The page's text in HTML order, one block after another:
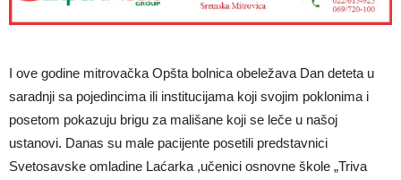
I ove godine mitrovačka Opšta bolnica obeležava Dan deteta u
saradnji sa pojedincima ili institucijama koji svojim poklonima i
posetom pokazuju brigu za mališane koji se leče u našoj
ustanovi. Danas su male pacijente posetili predstavnici
Svetosavske omladine Laćarka ,učenici osnovne škole „Triva